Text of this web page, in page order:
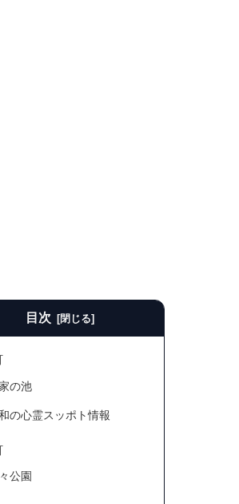
目次
の池
の心霊スッポト情報
公園